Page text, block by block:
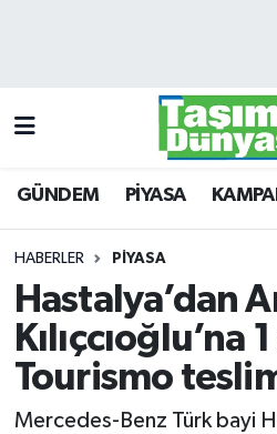
GÜNDEM PİYASA
HABERLER PİYASA
Hastalya’dan
Kılıçcıoğlu’na
Tourismo
Mercedes-Benz Türk bayi
KAMPANYA
RÖPORTAJ
YOLCU TAŞIMA
LOJİSTİK
E-GAZETE
Trafik Durumu
Süper Lig Puan Durumu
Tüm Manşetler
Son Dakika Haberleri
Haber Arşivi